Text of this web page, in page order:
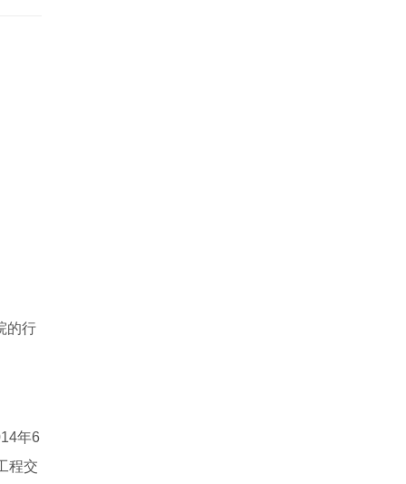
的行
年6
程交